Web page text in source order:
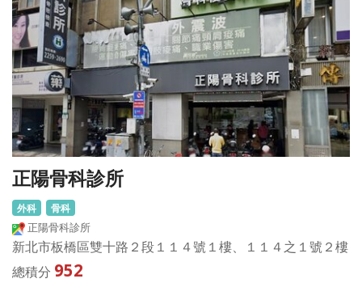
正陽骨科診所
外科 骨科
正陽骨科診所
新北市板橋區雙十路２段１１４號１樓、１１４之１號２樓
總積分 952